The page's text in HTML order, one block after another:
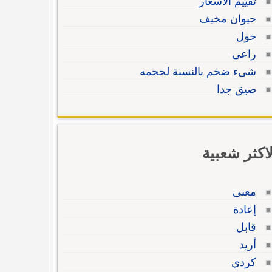
حيوان مخيف
خول
راعى
شىء ضخم بالنسبة لحجمه
صيق جدا
شعبية
معنى
إعادة
قابل
أريد
كردي